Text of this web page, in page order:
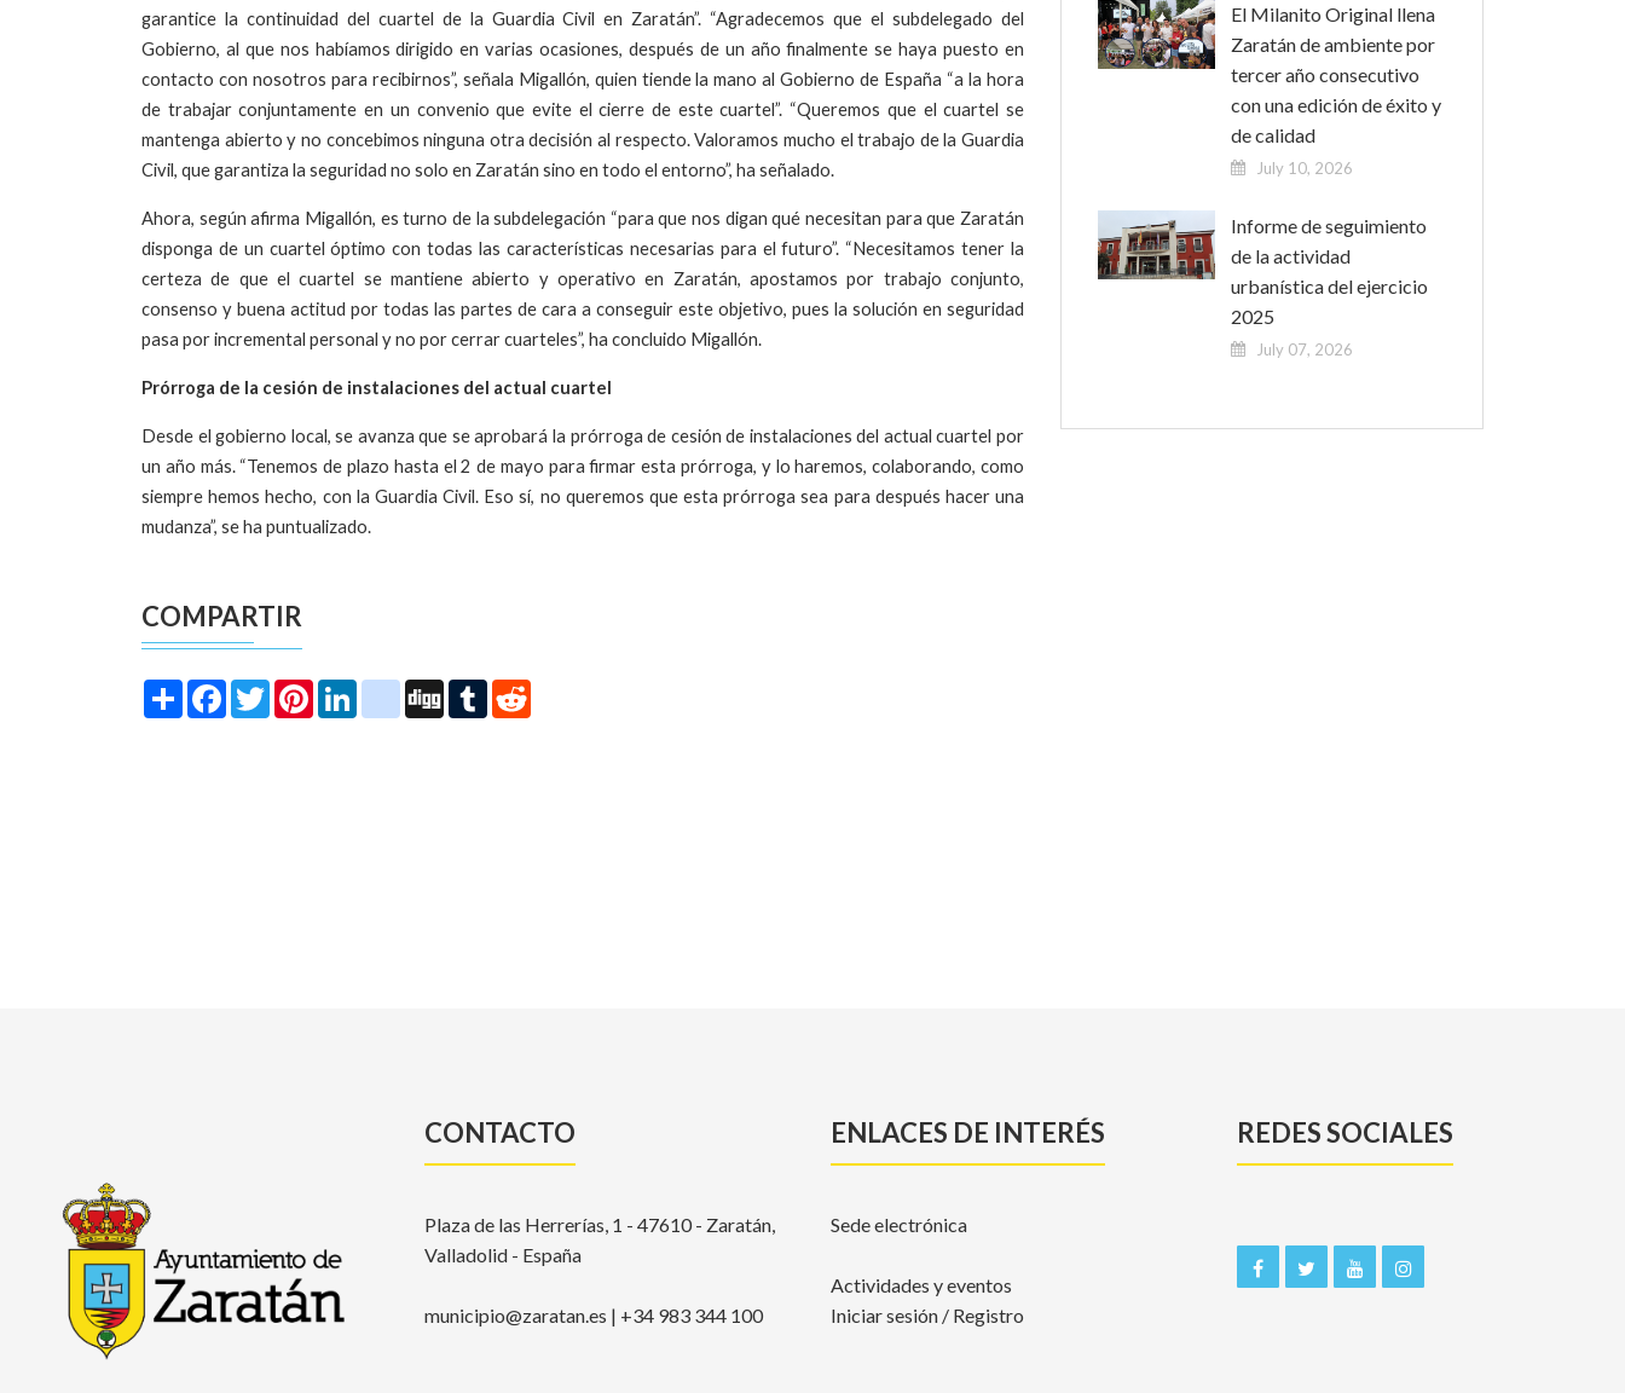
garantice la continuidad del cuartel de la Guardia Civil en Zaratán”. “Agradecemos que el subdelegado del
Gobierno, al que nos habíamos dirigido en varias ocasiones, después de un año finalmente se haya puesto en
contacto con nosotros para recibirnos”, señala Migallón, quien tiende la mano al Gobierno de España “a la hora
de trabajar conjuntamente en un convenio que evite el cierre de este cuartel”. “Queremos que el cuartel se
mantenga abierto y no concebimos ninguna otra decisión al respecto. Valoramos mucho el trabajo de la Guardia
Civil, que garantiza la seguridad no solo en Zaratán sino en todo el entorno”, ha señalado.
Ahora, según afirma Migallón, es turno de la subdelegación “para que nos digan qué necesitan para que Zaratán
disponga de un cuartel óptimo con todas las características necesarias para el futuro”. “Necesitamos tener la
certeza de que el cuartel se mantiene abierto y operativo en Zaratán, apostamos por trabajo conjunto,
consenso y buena actitud por todas las partes de cara a conseguir este objetivo, pues la solución en seguridad
pasa por incremental personal y no por cerrar cuarteles”, ha concluido Migallón.
Prórroga de la cesión de instalaciones del actual cuartel
Desde el gobierno local, se avanza que se aprobará la prórroga de cesión de instalaciones del actual cuartel por
un año más. “Tenemos de plazo hasta el 2 de mayo para firmar esta prórroga, y lo haremos, colaborando, como
siempre hemos hecho, con la Guardia Civil. Eso sí, no queremos que esta prórroga sea para después hacer una
mudanza”, se ha puntualizado.
COMPARTIR
Share Facebook
TwitterPinterestLinkedIninstagram
Digg Tumblr
El Milanito Original llena
Zaratán de ambiente por
tercer año consecutivo
con una edición de éxito y
de calidad
July 10, 2026
Informe de seguimiento
de la actividad
urbanística del ejercicio
2025
July 07, 2026
CONTACTO
Plaza de las Herrerías, 1 - 47610 - Zaratán,
Valladolid - España
municipio@zaratan.es | +34 983 344 100
ENLACES DE INTERÉS
Sede electrónica
Actividades y eventos
Iniciar sesión / Registro
REDES SOCIALES